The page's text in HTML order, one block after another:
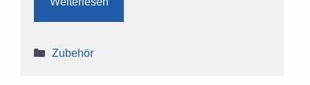
Kategorien
Zubehör